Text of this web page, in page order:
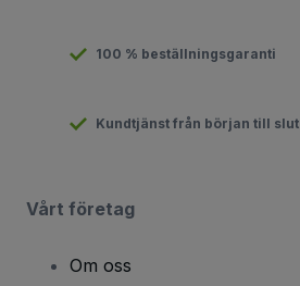
100 % beställningsgaranti
Kundtjänst från början till slut
Vårt företag
Om oss